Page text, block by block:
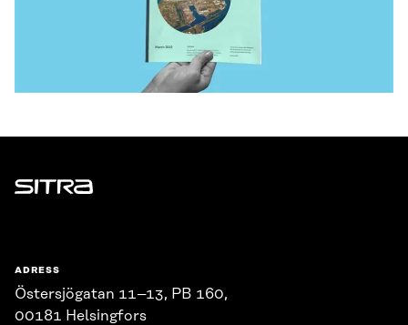
Sitra
ADRESS
Östersjögatan 11–13, PB 160,
00181 Helsingfors